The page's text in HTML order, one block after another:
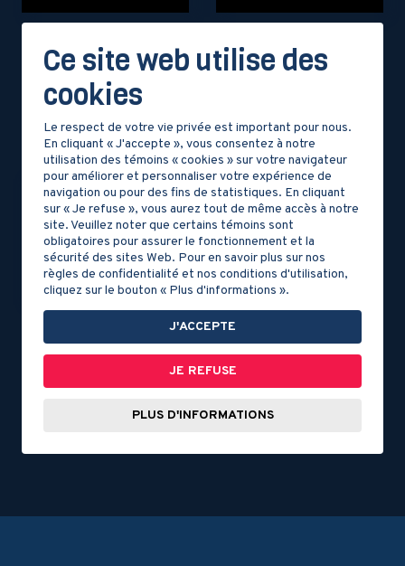
L’AMÉRIQUE DU NORD
ET LES EXPLORATIONS
EUROPÉENNES
AUTOCHTONES DU
CONTACTS ENTRE LES
AUTOCHTONES ET LES
EUROPÉENS
Ce site web utilise des
cookies
Le respect de votre vie privée est important pour nous.
En cliquant « J'accepte », vous consentez à notre
utilisation des témoins « cookies » sur votre navigateur
pour améliorer et personnaliser votre expérience de
navigation ou pour des fins de statistiques. En cliquant
sur « Je refuse », vous aurez tout de même accès à notre
site. Veuillez noter que certains témoins sont
obligatoires pour assurer le fonctionnement et la
sécurité des sites Web. Pour en savoir plus sur nos
règles de confidentialité et nos conditions d'utilisation,
cliquez sur le bouton « Plus d'informations ».
J'ACCEPTE
JE REFUSE
PLUS D'INFORMATIONS